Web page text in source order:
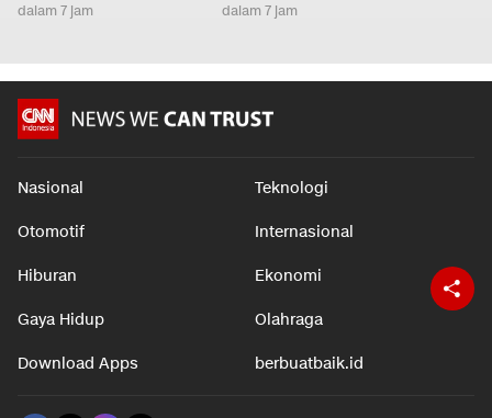
dalam 7 jam dalam 7 jam
Nasional Teknologi
Otomotif Internasional
Hiburan Ekonomi
Gaya Hidup Olahraga
Download Apps berbuatbaik.id